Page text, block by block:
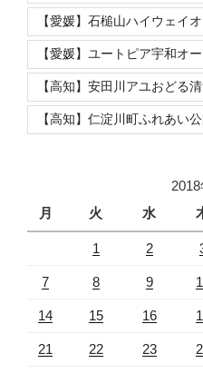
【愛媛】石槌山ハイウェイ
【愛媛】ユートピア宇和オ
【高知】安田川アユおどる
【高知】仁淀川町ふれあい
2018
月
火 水
1 2
7 8 9
14 15 16
21 22 23